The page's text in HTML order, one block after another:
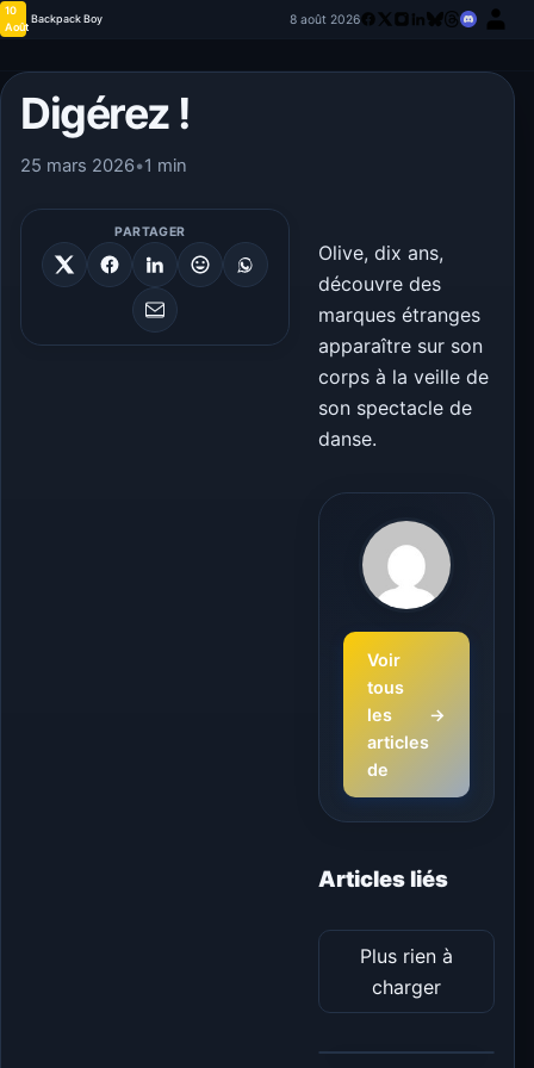
10
Août
Backpack Boy 8 août 2026
Digérez !
25 mars 2026•1 min
PARTAGER
Olive, dix ans,
découvre des
marques étranges
apparaître sur son
corps à la veille de
son spectacle de
danse.
Voir
tous
les
articles
de
→
Articles liés
Plus rien à
charger